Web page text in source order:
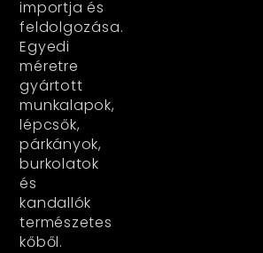
importja és
feldolgozása.
Egyedi
méretre
gyártott
munkalapok,
lépcsők,
párkányok,
burkolatok
és
kandallók
természetes
kőből.